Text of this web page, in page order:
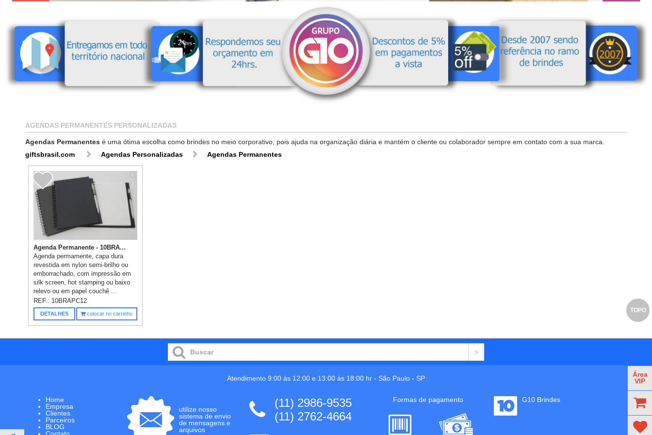
AGENDAS PERMANENTES PERSONALIZADAS
Agendas Permanentes é uma ótima escolha como brindes no meio corporativo, pois ajuda na organização diária e mantém o cliente ou colaborador sempre em contato com a sua marca.
giftsbrasil.com
Agendas Personalizadas Agendas Permanentes
Agenda Permanente - 10BRA...
Agenda permamente, capa dura
revestida em nylon semi-brilho ou
emborrachado, com impressão em
silk screen, hot stamping ou baixo
relevo ou em papel couchê ...
REF.: 10BRAPC12
DETALHES colocar no carrinho TOPO
Atendimento 9:00 às 12:00 e 13:00 às 18:00 hr - São Paulo - SP
Home
Empresa
Clientes
Parceiros
BLOG
utilize nosso
sistema de envio
de mensagens e
arquivos
(11) 2986-9535
(11) 2762-4664
Formas de pagamento G10 Brindes
Área
VIP